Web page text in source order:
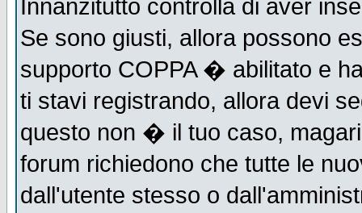
Innanzitutto controlla di aver
Se sono giusti, allora possono
supporto COPPA � abilitato e
ti stavi registrando, allora devi
questo non � il tuo caso,
forum richiedono che tutte le
dall'utente stesso o